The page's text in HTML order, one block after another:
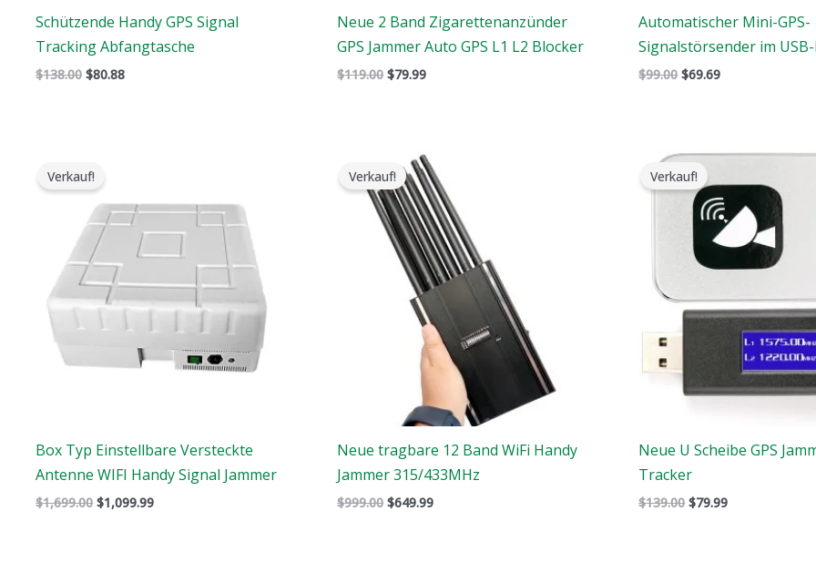
Schützende Handy GPS Signal
Tracking Abfangtasche
$138.00 $80.88
Neue 2 Band Zigarettenanzünder
GPS Jammer Auto GPS L1 L2 Blocker
$119.00 $79.99
Automatischer Mini-GPS-
Signalstörsender im
$99.00 $69.69
Verkauf!
Box Typ Einstellbare Versteckte
Antenne WIFI Handy Signal Jammer
$1,699.00
$1,699.00.
$1,099.99
$1,099.99.
Verkauf!
Neue tragbare 12 Band WiFi Handy
Jammer 315/433MHz
$999.00
ursprüngliche
Preis
war:
$999.00.
$649.99
aktuelle
Preis
ist:
$649.99.
Verkauf!
Neue U Scheibe GPS
Tracker
$139.00
Der
ursprüngliche
Preis
war:
$139.00.
$79.99
Der
Preis
$79.99.